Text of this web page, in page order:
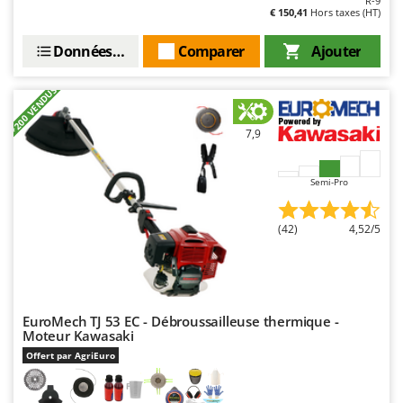
€ 150,41 Hors taxes (HT)
Ajouter
Comparer
Données techniques
+200 VENDUS 7,9
Semi-Pro
(42) 4,52/5
EuroMech TJ 53 EC - Débroussailleuse thermique -
Moteur Kawasaki
Offert par AgriEuro